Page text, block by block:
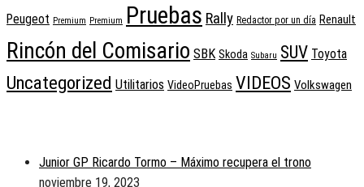
Peugeot Premium Premium Pruebas Rally Redactor por un día Renault
Rincón del Comisario SBK Skoda Subaru SUV Toyota
Uncategorized Utilitarios VideoPruebas VIDEOS Volkswagen
Junior GP Ricardo Tormo – Máximo recupera el trono
noviembre 19, 2023